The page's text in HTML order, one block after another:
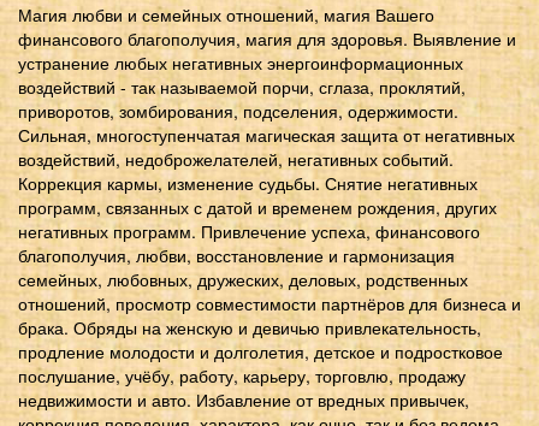
Магия любви и семейных отношений, магия Вашего
финансового благополучия, магия для здоровья. Выявление и
устранение любых негативных энергоинформационных
воздействий - так называемой порчи, сглаза, проклятий,
приворотов, зомбирования, подселения, одержимости.
Сильная, многоступенчатая магическая защита от негативных
воздействий, недоброжелателей, негативных событий.
Коррекция кармы, изменение судьбы. Снятие негативных
программ, связанных с датой и временем рождения, других
негативных программ. Привлечение успеха, финансового
благополучия, любви, восстановление и гармонизация
семейных, любовных, дружеских, деловых, родственных
отношений, просмотр совместимости партнёров для бизнеса и
брака. Обряды на женскую и девичью привлекательность,
продление молодости и долголетия, детское и подростковое
послушание, учёбу, работу, карьеру, торговлю, продажу
недвижимости и авто. Избавление от вредных привычек,